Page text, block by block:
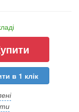
в 1 клік